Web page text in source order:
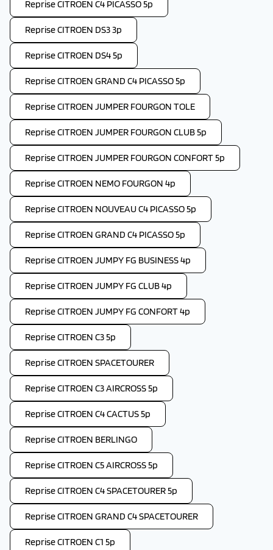
Reprise CITROEN C4 PICASSO 5p
Reprise CITROEN DS3 3p
Reprise CITROEN DS4 5p
Reprise CITROEN GRAND C4 PICASSO 5p
Reprise CITROEN JUMPER FOURGON TOLE
Reprise CITROEN JUMPER FOURGON CLUB 5p
Reprise CITROEN JUMPER FOURGON CONFORT 5p
Reprise CITROEN NEMO FOURGON 4p
Reprise CITROEN NOUVEAU C4 PICASSO 5p
Reprise CITROEN GRAND C4 PICASSO 5p
Reprise CITROEN JUMPY FG BUSINESS 4p
Reprise CITROEN JUMPY FG CLUB 4p
Reprise CITROEN JUMPY FG CONFORT 4p
Reprise CITROEN C3 5p
Reprise CITROEN SPACETOURER
Reprise CITROEN C3 AIRCROSS 5p
Reprise CITROEN C4 CACTUS 5p
Reprise CITROEN BERLINGO
Reprise CITROEN C5 AIRCROSS 5p
Reprise CITROEN C4 SPACETOURER 5p
Reprise CITROEN GRAND C4 SPACETOURER
Reprise CITROEN C1 5p